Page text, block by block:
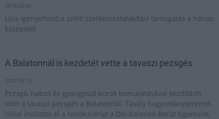
2018.02.05
Újra igényelhető a szőlő szerkezetátalakítási támogatás a hónap
közepétől
A Balatonnál is kezdetét vette a tavaszi pezsgés
2017.03.13
Pezsgő, habzó és gyöngyöző borok bemutatásával kezdődött
idén a tavaszi pezsgés a Balatonnál. Tavaly hagyományteremtő
céllal indította el a rendezvényt a Dél-balatoni Borút Egyesület,